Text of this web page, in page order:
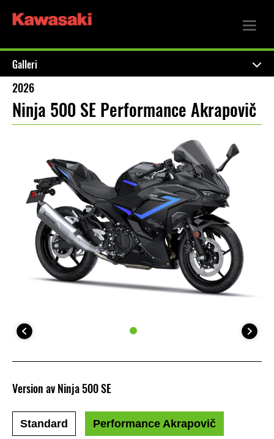
Galleri
2026
Ninja 500 SE Performance Akrapovič
Version av Ninja 500 SE
Standard Performance Akrapovič